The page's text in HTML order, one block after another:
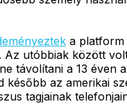
a platform
utóbbiak között
távolítani a 13
később az amerikai
tagjainak